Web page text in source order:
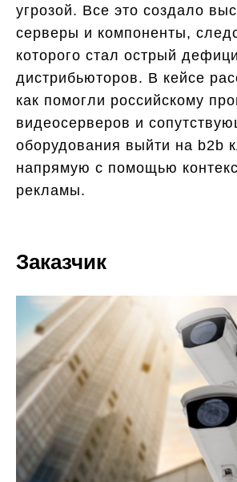
угрозой. Все это создало
серверы и компоненты,
которого стал острый
дистрибьюторов. В кейсе
как помогли российскому
видеосерверов и
оборудования выйти на b2b
напрямую с помощью
рекламы.
Заказчик